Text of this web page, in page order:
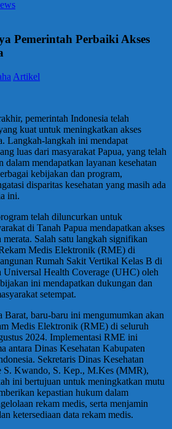
Pemerintah Perbaiki Akses
Artikel
pemerintah Indonesia telah
kuat untuk meningkatkan akses
Langkah-langkah ini mendapat
luas dari masyarakat Papua, yang telah
dalam mendapatkan layanan kesehatan
kebijakan dan program,
disparitas kesehatan yang masih ada
ini.
telah diluncurkan untuk
di Tanah Papua mendapatkan akses
Salah satu langkah signifikan
Medis Elektronik (RME) di
Rumah Sakit Vertikal Kelas B di
Universal Health Coverage (UHC) oleh
ini mendapatkan dukungan dan
setempat.
Barat, baru-baru ini mengumumkan akan
Medis Elektronik (RME) di seluruh
2024. Implementasi RME ini
antara Dinas Kesehatan Kabupaten
Sekretaris Dinas Kesehatan
S. Kwando, S. Kep., M.Kes (MMR),
ini bertujuan untuk meningkatkan mutu
kepastian hukum dalam
rekam medis, serta menjamin
ketersediaan data rekam medis.